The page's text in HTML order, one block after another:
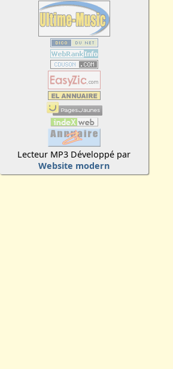
Lecteur MP3 Développé par
Website modern